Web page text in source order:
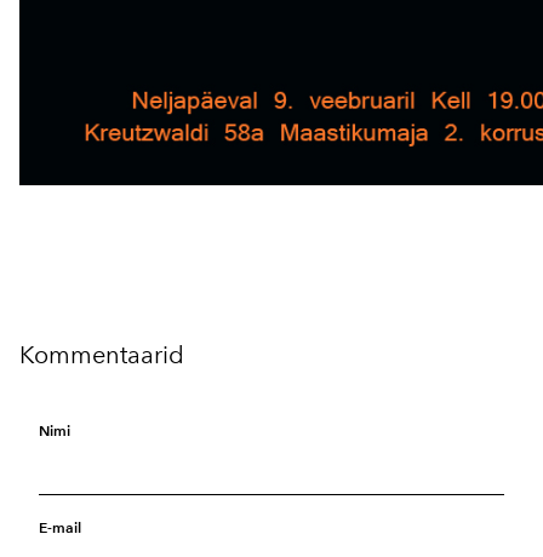
Kommentaarid
Nimi
E-mail